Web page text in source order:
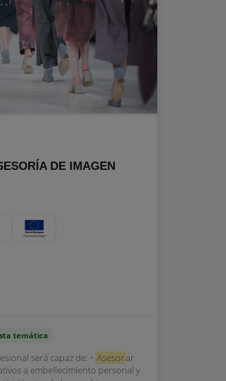
DE IMAGEN
temática
será capaz de: • Asesorar
a embellecimiento personal y